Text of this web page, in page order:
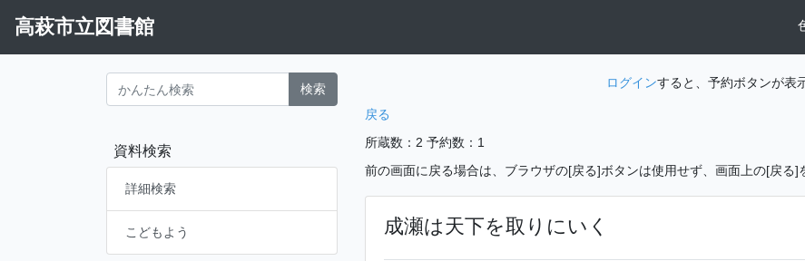
高萩市立図書館
検索
資料検索
詳細検索
こどもよう
ログインすると、予約ボタンが表
戻る
所蔵数：2 予約数：1
前の画面に戻る場合は、ブラウザの[戻る]ボタンは使用せず、画面上の[戻る]
成瀬は天下を取りにいく